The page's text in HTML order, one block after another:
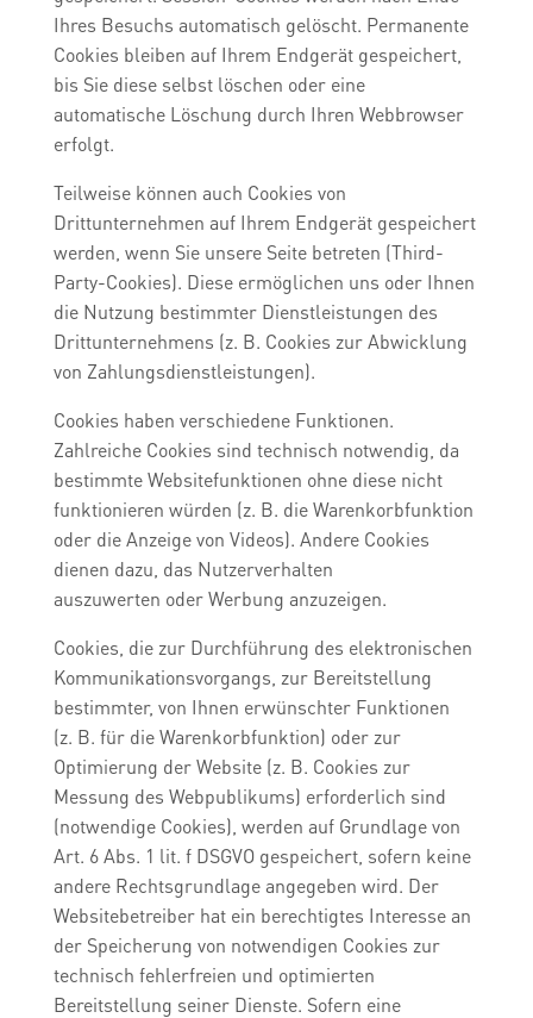
Ihres Besuchs automatisch gelöscht. Permanente
Cookies bleiben auf Ihrem Endgerät gespeichert,
bis Sie diese selbst löschen oder eine
automatische Löschung durch Ihren Webbrowser
erfolgt.
Teilweise können auch Cookies von
Drittunternehmen auf Ihrem Endgerät gespeichert
werden, wenn Sie unsere Seite betreten (Third-
Party-Cookies). Diese ermöglichen uns oder Ihnen
die Nutzung bestimmter Dienstleistungen des
Drittunternehmens (z. B. Cookies zur Abwicklung
von Zahlungsdienstleistungen).
Cookies haben verschiedene Funktionen.
Zahlreiche Cookies sind technisch notwendig, da
bestimmte Websitefunktionen ohne diese nicht
funktionieren würden (z. B. die Warenkorbfunktion
oder die Anzeige von Videos). Andere Cookies
dienen dazu, das Nutzerverhalten
auszuwerten oder Werbung anzuzeigen.
Cookies, die zur Durchführung des elektronischen
Kommunikationsvorgangs, zur Bereitstellung
bestimmter, von Ihnen erwünschter Funktionen
(z. B. für die Warenkorbfunktion) oder zur
Optimierung der Website (z. B. Cookies zur
Messung des Webpublikums) erforderlich sind
(notwendige Cookies), werden auf Grundlage von
Art. 6 Abs. 1 lit. f DSGVO gespeichert, sofern keine
andere Rechtsgrundlage angegeben wird. Der
Websitebetreiber hat ein berechtigtes Interesse an
der Speicherung von notwendigen Cookies zur
technisch fehlerfreien und optimierten
Bereitstellung seiner Dienste. Sofern eine